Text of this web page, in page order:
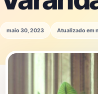
maio 30, 2023 Atualizado em